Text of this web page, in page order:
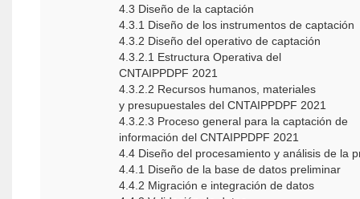
4.3 Diseño de la captación
4.3.1 Diseño de los instrumentos de captación
4.3.2 Diseño del operativo de captación
4.3.2.1 Estructura Operativa del
CNTAIPPDPF 2021
4.3.2.2 Recursos humanos, materiales
y presupuestales del CNTAIPPDPF 2021
4.3.2.3 Proceso general para la captación de
información del CNTAIPPDPF 2021
4.4 Diseño del procesamiento y análisis de la
4.4.1 Diseño de la base de datos preliminar
4.4.2 Migración e integración de datos